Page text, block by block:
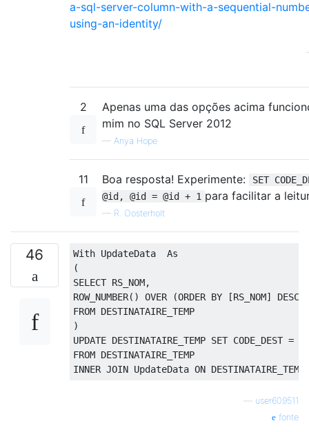
a-sql-server-column-with-a-sequential-
using-an-identity/
2
Apenas uma das opções acima
mim no SQL Server 2012
— Anya Hope
11 Boa resposta! Experimente:
SET
@id, @id = @id + 1 para facilitar a
— R. Oosterholt
46 With UpdateData As
(
SELECT RS_NOM,
ROW_NUMBER() OVER (ORDER BY [RS_NOM] DESC
FROM
)
UPDATE DESTINATAIRE_TEMP SET CODE_DEST =
FROM
INNER JOIN UpdateData ON DESTINATAIRE_TEMP
user609511
fonte